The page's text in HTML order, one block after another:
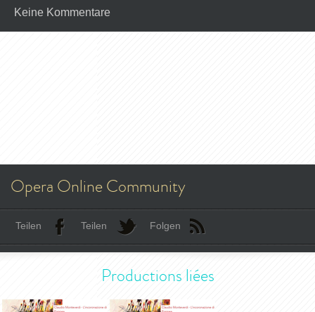
Keine Kommentare
Opera Online Community
Teilen Teilen Folgen
Productions liées